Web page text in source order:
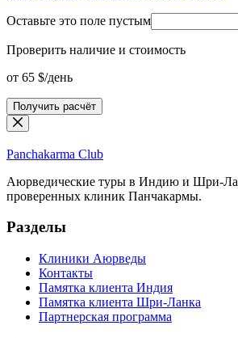
Оставьте это поле пустым
Проверить наличие и стоимость
от 65 $/день
Получить расчёт
Panchakarma Club
Аюрведические туры в Индию и Шри-
проверенных клиник Панчакармы.
Разделы
Клиники Аюрведы
Контакты
Памятка клиента Индия
Памятка клиента Шри-Ланка
Партнерская программа